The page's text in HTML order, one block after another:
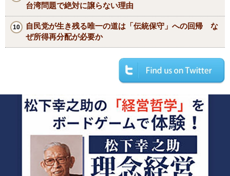
台湾問題で絶対に譲らない理由
自民党が生き残る唯一の道は「伝統保守」への回帰 な
ぜ所得再分配が必要か